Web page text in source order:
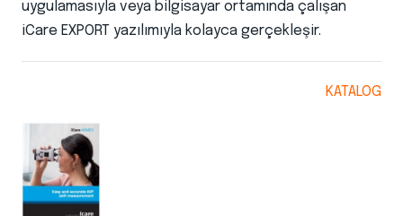
uygulamasıyla veya bilgisayar ortamında çalışan
iCare EXPORT yazılımıyla kolayca gerçekleşir.
KATALOG